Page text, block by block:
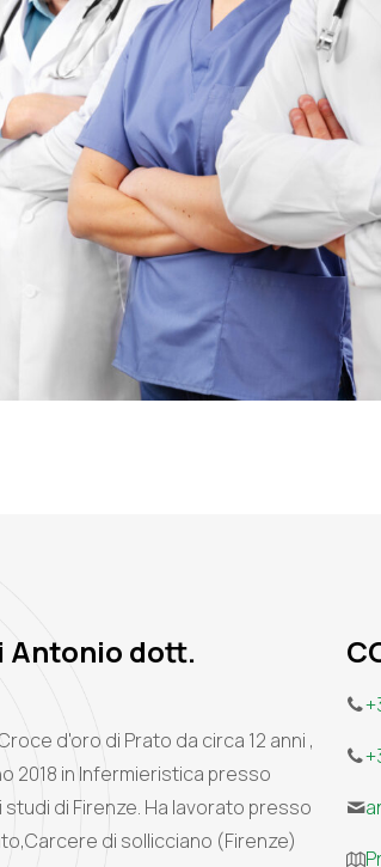
Antonio dott.
d'oro di Prato da circa 12 anni ,
2018 in Infermieristica presso
di Firenze. Ha lavorato presso
di sollicciano (Firenze)